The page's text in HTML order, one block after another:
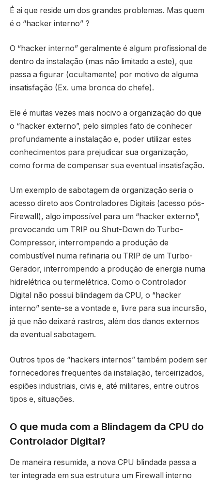
É ai que reside um dos grandes problemas. Mas quem
é o “hacker interno” ?
O “hacker interno” geralmente é algum profissional de
dentro da instalação (mas não limitado a este), que
passa a figurar (ocultamente) por motivo de alguma
insatisfação (Ex. uma bronca do chefe).
Ele é muitas vezes mais nocivo a organização do que
o “hacker externo”, pelo simples fato de conhecer
profundamente a instalação e, poder utilizar estes
conhecimentos para prejudicar sua organização,
como forma de compensar sua eventual insatisfação.
Um exemplo de sabotagem da organização seria o
acesso direto aos Controladores Digitais (acesso pós-
Firewall), algo impossível para um “hacker externo”,
provocando um TRIP ou Shut-Down do Turbo-
Compressor, interrompendo a produção de
combustível numa refinaria ou TRIP de um Turbo-
Gerador, interrompendo a produção de energia numa
hidrelétrica ou termelétrica. Como o Controlador
Digital não possui blindagem da CPU, o “hacker
interno” sente-se a vontade e, livre para sua incursão,
já que não deixará rastros, além dos danos externos
da eventual sabotagem.
Outros tipos de “hackers internos” também podem ser
fornecedores frequentes da instalação, terceirizados,
espiões industriais, civis e, até militares, entre outros
tipos e, situações.
O que muda com a Blindagem da CPU do
Controlador Digital?
De maneira resumida, a nova CPU blindada passa a
ter integrada em sua estrutura um Firewall interno